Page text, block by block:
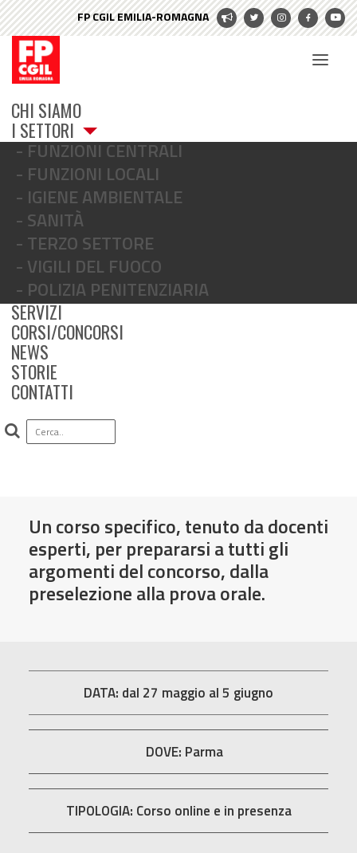
CHI SIAMO
I SETTORI
FUNZIONI CENTRALI
FUNZIONI LOCALI
IGIENE AMBIENTALE
SANITÀ
TERZO SETTORE
VIGILI DEL FUOCO
POLIZIA PENITENZIARIA
SERVIZI
CORSI/CONCORSI
NEWS
STORIE
CONTATTI
Concorso Scuola Infanzia
Comune di Parma: Corso di
Un corso specifico, tenuto da docenti
esperti, per prepararsi a tutti gli
argomenti del concorso, dalla
preselezione alla prova orale.
DATA: dal 27 maggio al 5 giugno
DOVE: Parma
TIPOLOGIA: Corso online e in presenza